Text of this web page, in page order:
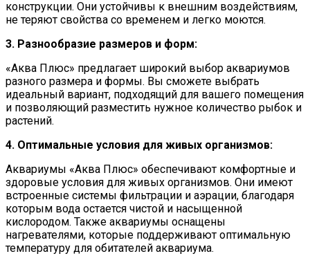
конструкции. Они устойчивы к внешним воздействиям,
не теряют свойства со временем и легко моются.
3. Разнообразие размеров и форм:
«Аква Плюс» предлагает широкий выбор аквариумов
разного размера и формы. Вы сможете выбрать
идеальный вариант, подходящий для вашего помещения
и позволяющий разместить нужное количество рыбок и
растений.
4. Оптимальные условия для живых организмов:
Аквариумы «Аква Плюс» обеспечивают комфортные и
здоровые условия для живых организмов. Они имеют
встроенные системы фильтрации и аэрации, благодаря
которым вода остается чистой и насыщенной
кислородом. Также аквариумы оснащены
нагревателями, которые поддерживают оптимальную
температуру для обитателей аквариума.